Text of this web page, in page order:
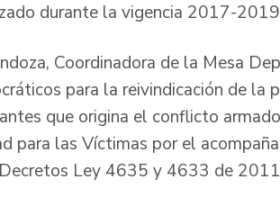
durante la vigencia 2017-
Coordinadora de la Mesa
para la reivindicación de la
que origina el conflicto
para las Víctimas por el
Ley 4635 y 4633 de